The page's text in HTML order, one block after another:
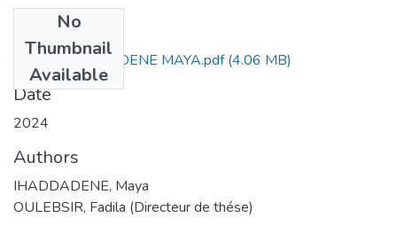
No
Thumbnail
Available
THESE IHADDADENE MAYA.pdf(4.06 MB)
Date
2024
Authors
IHADDADENE, Maya
OULEBSIR, Fadila (Directeur de thése)